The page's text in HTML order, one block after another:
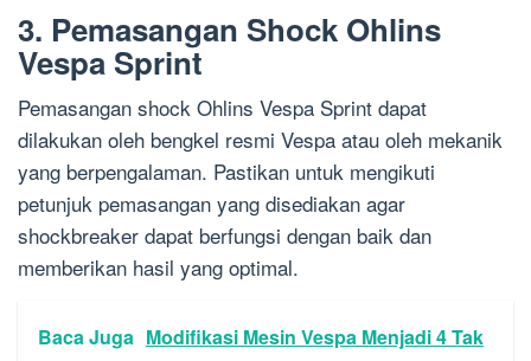
3. Pemasangan Shock Ohlins
Vespa Sprint
Pemasangan shock Ohlins Vespa Sprint dapat
dilakukan oleh bengkel resmi Vespa atau oleh mekanik
yang berpengalaman. Pastikan untuk mengikuti
petunjuk pemasangan yang disediakan agar
shockbreaker dapat berfungsi dengan baik dan
memberikan hasil yang optimal.
Baca Juga Modifikasi Mesin Vespa Menjadi 4 Tak